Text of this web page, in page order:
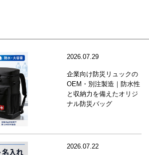
2026.07.29
企業向け防災リュックの
OEM・別注製造｜防水性
と収納力を備えたオリジ
ナル防災バッグ
2026.07.22